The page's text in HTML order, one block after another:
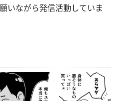
いながら発信活動していま